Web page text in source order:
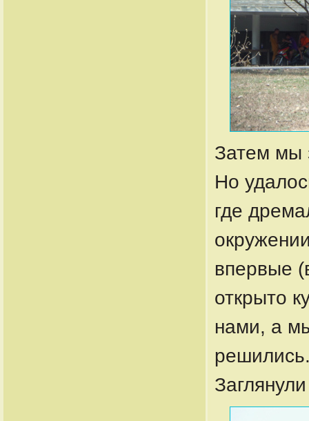
Затем мы
Но
где
впервые
открыто
нами, а